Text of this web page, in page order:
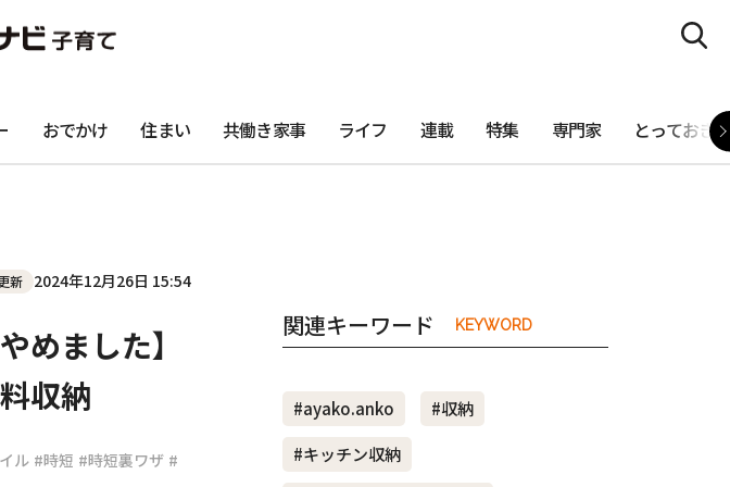
おでかけ 住まい 共働き家事 ライフ 連載 特集 専門家 とっておき
新 2024年12月26日 15:54
めました】
収納
ル #時短 #時短裏ワザ #
関連キーワード KEYWORD
#ayako.anko
#収納
#キッチン収納